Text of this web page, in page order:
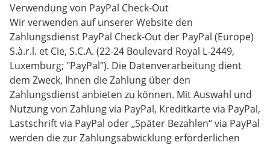
Verwendung von PayPal Check-Out
Wir verwenden auf unserer Website den
Zahlungsdienst PayPal Check-Out der PayPal (Europe)
S.à.r.l. et Cie, S.C.A. (22-24 Boulevard Royal L-2449,
Luxemburg; "PayPal"). Die Datenverarbeitung dient
dem Zweck, Ihnen die Zahlung über den
Zahlungsdienst anbieten zu können. Mit Auswahl und
Nutzung von Zahlung via PayPal, Kreditkarte via PayPal,
Lastschrift via PayPal oder „Später Bezahlen“ via PayPal
werden die zur Zahlungsabwicklung erforderlichen